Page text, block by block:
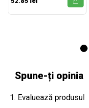
Spune-ți opinia
1. Evaluează produsul